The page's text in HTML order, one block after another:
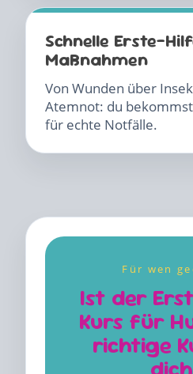
Schnelle Erste-
Maßnahmen
Von Wunden über
Atemnot: du
für echte Notfälle.
Für wen
Ist der
Kurs für
richtige